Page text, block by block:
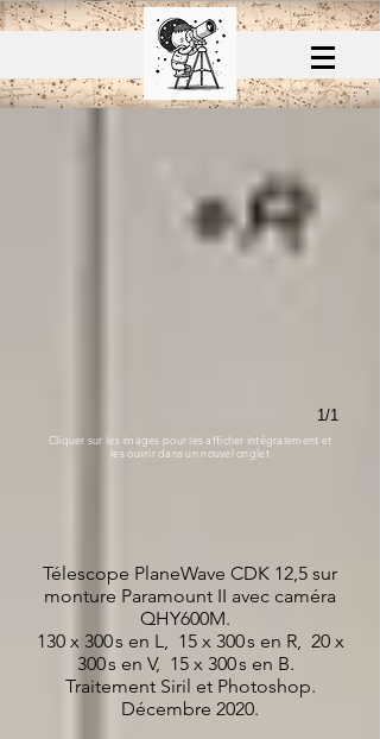
1/1
Cliquer sur les images pour les afficher intégralement et
les ouvrir dans un nouvel onglet
Télescope PlaneWave CDK 12,5 sur
monture Paramount II avec caméra
QHY600M.
130 x 300 s en L, 15 x 300 s en R, 20 x
300 s en V, 15 x 300 s en B.
Traitement Siril et Photoshop.
Décembre 2020.